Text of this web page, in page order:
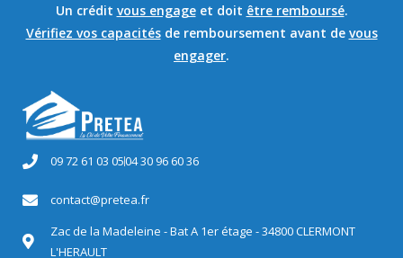
Un crédit vous engageet doit être remboursé.
Vérifiez vos capacitésde remboursement avant de vous
engager.
09 72 61 03 0504 30 96 60 36
contact@pretea.fr
Zac de la Madeleine - Bat A 1er étage - 34800 CLERMONT
L'HERAULT